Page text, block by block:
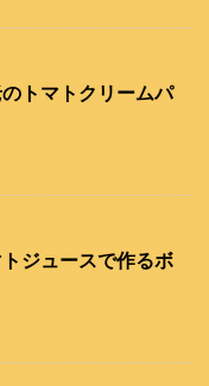
のトマトクリームパ
トジュースで作るボ